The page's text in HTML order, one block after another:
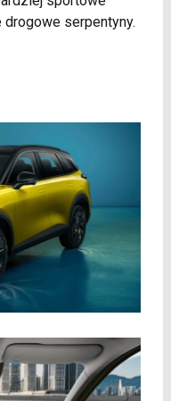
serpentyny.